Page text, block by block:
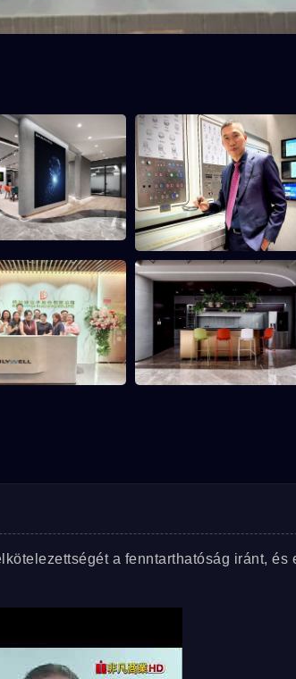
a fenntarthatóság iránt, és